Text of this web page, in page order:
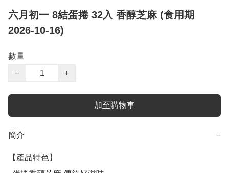
六月初一 8結蛋捲 32入 香醇芝麻 (食用期
2026-10-16)
數量
−
+
加至購物車
簡介 −
【產品特色】